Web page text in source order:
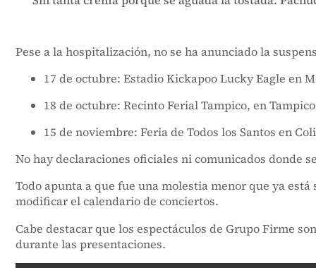
Pese a la hospitalización, no se ha anunciado la
17 de octubre: Estadio Kickapoo Lucky Eagle en
18 de octubre: Recinto Ferial Tampico, en Tampico
15 de noviembre: Feria de Todos los Santos en
No hay declaraciones oficiales ni comunicados donde
Todo apunta a que fue una molestia menor que ya
modificar el calendario de conciertos.
Cabe destacar que los espectáculos de Grupo Firme
durante las presentaciones.